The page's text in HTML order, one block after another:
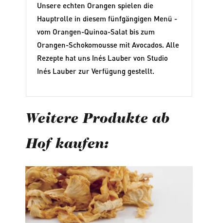
Unsere echten Orangen spielen die
Hauptrolle in diesem fünfgängigen Menü -
vom Orangen-Quinoa-Salat bis zum
Orangen-Schokomousse mit Avocados. Alle
Rezepte hat uns Inés Lauber von Studio
Inés Lauber zur Verfügung gestellt.
Weitere Produkte ab
Hof kaufen:
Produktgalerie überspringen